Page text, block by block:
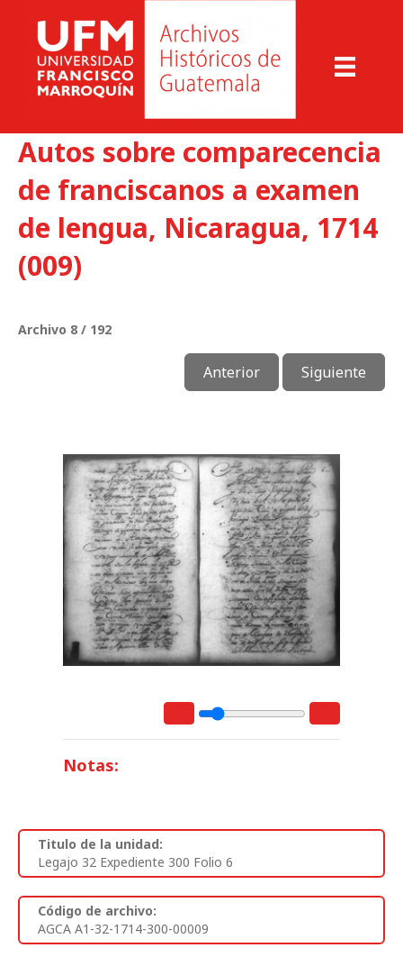
Autos sobre comparecencia
de franciscanos a examen
de lengua, Nicaragua, 1714
(009)
Archivo 8 / 192
Anterior Siguiente
Notas:
Titulo de la unidad:
Legajo 32 Expediente 300 Folio 6
Código de archivo:
AGCA A1-32-1714-300-00009